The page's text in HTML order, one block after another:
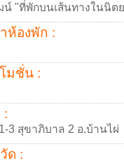
น์ "ที่พักบนเส้นทางในนิต
ห้องพัก :
มชั่น :
:
3 สุขาภิบาล 2 อ.บ้านไผ่
ด :